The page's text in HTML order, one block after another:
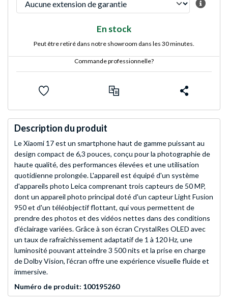
En stock
Peut être retiré dans notre showroom dans les 30 minutes.
Commande professionnelle?
Description du produit
Le Xiaomi 17 est un smartphone haut de gamme puissant au
design compact de 6,3 pouces, conçu pour la photographie de
haute qualité, des performances élevées et une utilisation
quotidienne prolongée. L'appareil est équipé d'un système
d'appareils photo Leica comprenant trois capteurs de 50 MP,
dont un appareil photo principal doté d'un capteur Light Fusion
950 et d'un téléobjectif flottant, qui vous permettent de
prendre des photos et des vidéos nettes dans des conditions
d'éclairage variées. Grâce à son écran CrystalRes OLED avec
un taux de rafraîchissement adaptatif de 1 à 120 Hz, une
luminosité pouvant atteindre 3 500 nits et la prise en charge
de Dolby Vision, l'écran offre une expérience visuelle fluide et
immersive.
Numéro de produit: 100195260